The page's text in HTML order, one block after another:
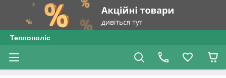
Теплополіс